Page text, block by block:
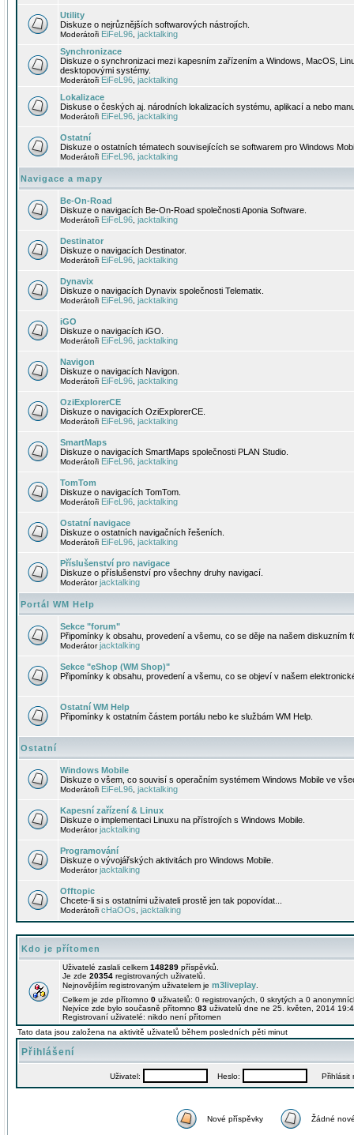
Utility
Diskuze o nejrůznějších softwarových nástrojích.
Moderátoři EiFeL96 jacktalking
Synchronizace
Diskuze o synchronizaci mezi kapesním zařízením a Windows, MacOS,
desktopovými systémy.
Moderátoři EiFeL96 jacktalking
Lokalizace
Diskuse o českých aj. národních lokalizacích systému, aplikací a nebo
Moderátoři EiFeL96 jacktalking
Ostatní
Diskuze o ostatních tématech souvisejících se softwarem pro Windows
Moderátoři EiFeL96 jacktalking
Navigace a mapy
Be-On-Road
Diskuze o navigacích Be-On-Road společnosti Aponia Software.
Moderátoři EiFeL96 jacktalking
Destinator
Diskuze o navigacích Destinator.
Moderátoři EiFeL96 jacktalking
Dynavix
Diskuze o navigacích Dynavix společnosti Telematix.
Moderátoři EiFeL96 jacktalking
iGO
Diskuze o navigacích iGO.
Moderátoři EiFeL96 jacktalking
Navigon
Diskuze o navigacích Navigon.
Moderátoři EiFeL96 jacktalking
OziExplorerCE
Diskuze o navigacích OziExplorerCE.
Moderátoři EiFeL96 jacktalking
SmartMaps
Diskuze o navigacích SmartMaps společnosti PLAN Studio.
Moderátoři EiFeL96 jacktalking
TomTom
Diskuze o navigacích TomTom.
Moderátoři EiFeL96 jacktalking
Ostatní navigace
Diskuze o ostatních navigačních řešeních.
Moderátoři EiFeL96 jacktalking
Příslušenství pro navigace
Diskuze o příslušenství pro všechny druhy navigací.
Moderátorjacktalking
Portál WM Help
Sekce "forum"
Připomínky k obsahu, provedení a všemu, co se děje na našem diskuzním
Moderátorjacktalking
Sekce "eShop (WM Shop)"
Připomínky k obsahu, provedení a všemu, co se objeví v našem
Ostatní WM Help
Připomínky k ostatním částem portálu nebo ke službám WM Help.
Ostatní
Windows Mobile
Diskuze o všem, co souvisí s operačním systémem Windows Mobile ve
Moderátoři EiFeL96 jacktalking
Kapesní zařízení & Linux
Diskuze o implementaci Linuxu na přístrojích s Windows Mobile.
Moderátorjacktalking
Programování
Diskuze o vývojářských aktivitách pro Windows Mobile.
Moderátorjacktalking
Offtopic
Chcete-li si s ostatními uživateli prostě jen tak popovídat...
Moderátoři cHaOOs jacktalking
Kdo je přítomen
Uživatelé zaslali celkem 148289 příspěvků.
Je zde 20354 registrovaných uživatelů.
Nejnovějším registrovaným uživatelem je m3liveplay
Celkem je zde přítomno 0 uživatelů: 0 registrovaných, 0 skrytých a 0
Nejvíce zde bylo současně přítomno 83 uživatelů dne ne 25. květen, 2014
Registrovaní uživatelé: nikdo není přítomen
Tato data jsou založena na aktivitě uživatelů během posledních pěti minut
Přihlášení
Uživatel: Heslo: Přihlásit
Nové příspěvky Žádné